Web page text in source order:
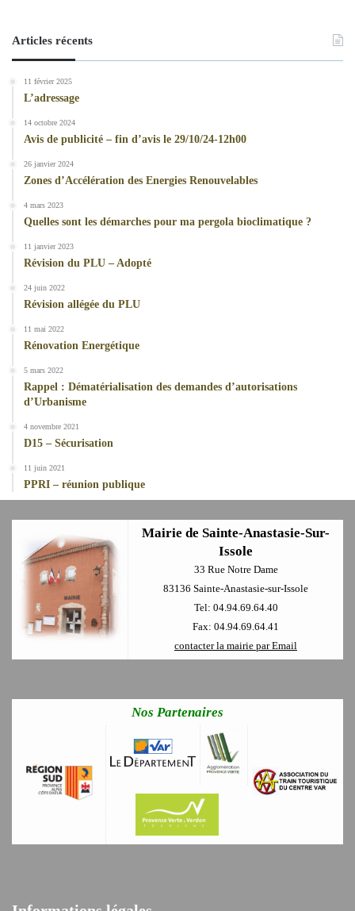
Articles récents
11 février 2025
L’adressage
14 octobre 2024
Avis de publicité – fin d’avis le 29/10/24-12h00
26 janvier 2024
Zones d’Accélération des Energies Renouvelables
4 mars 2023
Quelles sont les démarches pour ma pergola bioclimatique ?
11 janvier 2023
Révision du PLU – Adopté
24 juin 2022
Révision allégée du PLU
11 mai 2022
Rénovation Energétique
5 mars 2022
Rappel : Dématérialisation des demandes d’autorisations
d’Urbanisme
4 novembre 2021
D15 – Sécurisation
11 juin 2021
PPRI – réunion publique
Mairie de Sainte-Anastasie-Sur-
Issole
33 Rue Notre Dame
83136 Sainte-Anastasie-sur-Issole
Tel: 04.94.69.64.40
Fax: 04.94.69.64.41
contacter la mairie par Email
Nos Partenaires